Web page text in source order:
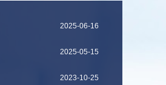
2025-06-16
2025-05-15
2023-10-25